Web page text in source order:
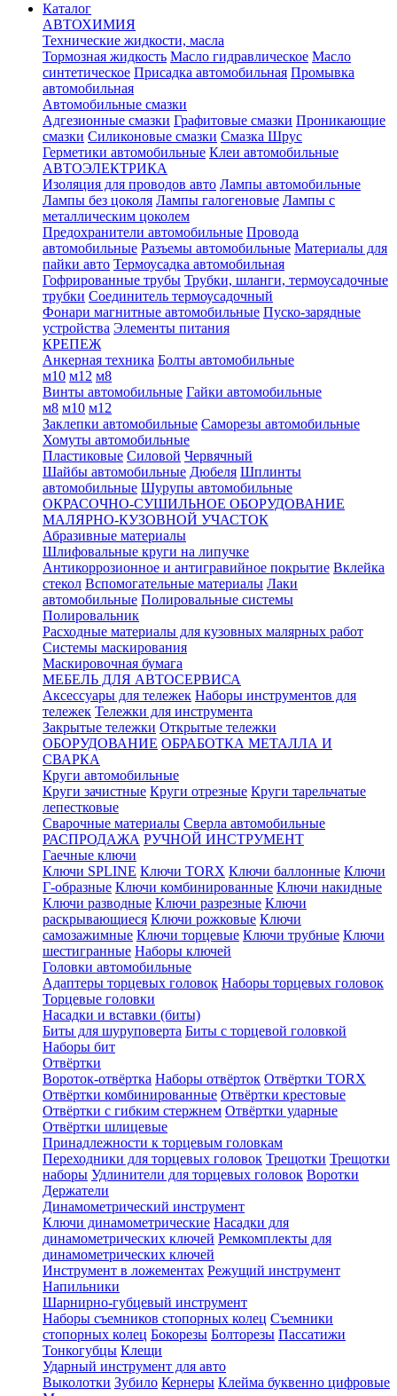
Каталог
АВТОХИМИЯ
Технические жидкости, масла
Тормозная жидкость Масло гидравлическое Масло
синтетическое Присадка автомобильная Промывка
автомобильная
Автомобильные смазки
Адгезионные смазки Графитовые смазки Проникающие
смазки Силиконовые смазки Смазка Шрус
Герметики автомобильные Клеи автомобильные
АВТОЭЛЕКТРИКА
Изоляция для проводов авто Лампы автомобильные
Лампы без цоколя Лампы галогеновые Лампы с
металлическим цоколем
Предохранители автомобильные Провода
автомобильные Разъемы автомобильные Материалы для
пайки авто Термоусадка автомобильная
Гофрированные трубы Трубки, шланги, термоусадочные
трубки Соединитель термоусадочный
Фонари магнитные автомобильные Пуско-зарядные
устройства Элементы питания
КРЕПЕЖ
Анкерная техника Болты автомобильные
м10 м12 м8
Винты автомобильные Гайки автомобильные
м8 м10 м12
Заклепки автомобильные Саморезы автомобильные
Хомуты автомобильные
Пластиковые Силовой Червячный
Шайбы автомобильные Дюбеля Шплинты
автомобильные Шурупы автомобильные
ОКРАСОЧНО-СУШИЛЬНОЕ ОБОРУДОВАНИЕ
МАЛЯРНО-КУЗОВНОЙ УЧАСТОК
Абразивные материалы
Шлифовальные круги на липучке
Антикоррозионное и антигравийное покрытие Вклейка
стекол Вспомогательные материалы Лаки
автомобильные Полировальные системы
Полировальник
Расходные материалы для кузовных малярных работ
Системы маскирования
Маскировочная бумага
МЕБЕЛЬ ДЛЯ АВТОСЕРВИСА
Аксессуары для тележек Наборы инструментов для
тележек Тележки для инструмента
Закрытые тележки Открытые тележки
ОБОРУДОВАНИЕ ОБРАБОТКА МЕТАЛЛА И
СВАРКА
Круги автомобильные
Круги зачистные Круги отрезные Круги тарельчатые
лепестковые
Сварочные материалы Сверла автомобильные
РАСПРОДАЖА РУЧНОЙ ИНСТРУМЕНТ
Гаечные ключи
Ключи SPLINE Ключи TORX Ключи баллонные Ключи
Г-образные Ключи комбинированные Ключи накидные
Ключи разводные Ключи разрезные Ключи
раскрывающиеся Ключи рожковые Ключи
самозажимные Ключи торцевые Ключи трубные Ключи
шестигранные Наборы ключей
Головки автомобильные
Адаптеры торцевых головок Наборы торцевых головок
Торцевые головки
Насадки и вставки (биты)
Биты для шуруповерта Биты с торцевой головкой
Наборы бит
Отвёртки
Вороток-отвёртка Наборы отвёрток Отвёртки TORX
Отвёртки комбинированные Отвёртки крестовые
Отвёртки с гибким стержнем Отвёртки ударные
Отвёртки шлицевые
Принадлежности к торцевым головкам
Переходники для торцевых головок Трещотки Трещотки
наборы Удлинители для торцевых головок Воротки
Держатели
Динамометрический инструмент
Ключи динамометрические Насадки для
динамометрических ключей Ремкомплекты для
динамометрических ключей
Инструмент в ложементах Режущий инструмент
Напильники
Шарнирно-губцевый инструмент
Наборы съемников стопорных колец Съемники
стопорных колец Бокорезы Болторезы Пассатижи
Тонкогубцы Клещи
Ударный инструмент для авто
Выколотки Зубило Кернеры Клейма буквенно цифровые